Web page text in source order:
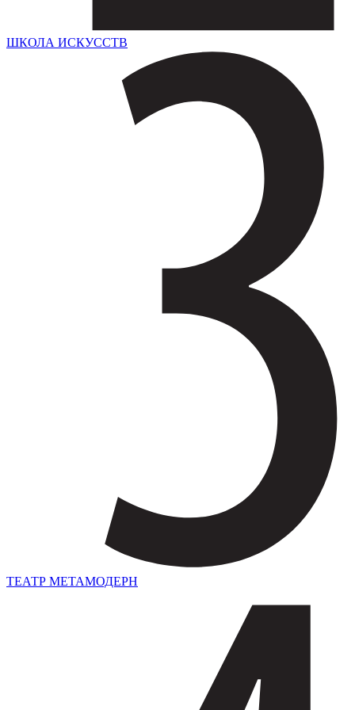
ШКОЛА ИСКУССТВ
ТЕАТР МЕТАМОДЕРН